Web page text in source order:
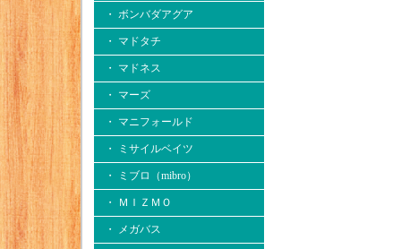
・ ボンバダアグア
・ マドタチ
・ マドネス
・ マーズ
・ マニフォールド
・ ミサイルベイツ
・ ミブロ（mibro）
・ ＭＩＺＭＯ
・ メガバス